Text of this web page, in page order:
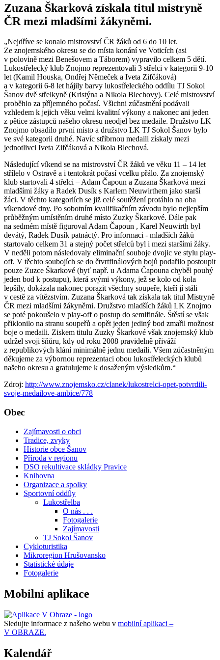
Zuzana Škarková získala titul mistryně
ČR mezi mladšími žákyněmi.
„Nejdříve se konalo mistrovství ČR žáků od 6 do 10 let.
Ze znojemského okresu se do místa konání ve Voticích (asi
v polovině mezi Benešovem a Táborem) vypravilo celkem 5 dětí.
Lukostřelecký klub Znojmo reprezentovali 3 střelci v kategorii 9-10
let (Kamil Houska, Ondřej Němeček a Iveta Zifčáková)
a v kategorii 6-8 let hájily barvy lukostřeleckého oddílu TJ Sokol
Šanov dvě střelkyně (Kristýna a Nikola Blechovy). Celé mistrovství
proběhlo za příjemného počasí. Všichni zúčastnění podávali
vzhledem k jejich věku velmi kvalitní výkony a nakonec ani jeden
z pětice zástupců našeho okresu neodjel bez medaile. Družstvo LK
Znojmo obsadilo první místo a družstvo LK TJ Sokol Šanov bylo
ve své kategorii druhé. Navíc stříbrnou medaili získaly mezi
jednotlivci Iveta Zifčáková a Nikola Blechová.
Následující víkend se na mistrovství ČR žáků ve věku 11 – 14 let
střílelo v Ostravě a i tentokrát počasí vcelku přálo. Za znojemský
klub startovali 4 střelci – Adam Čapoun a Zuzana Škarková mezi
mladšími žáky a Radek Dusík s Karlem Neuwirthem jako starší
žáci. V těchto kategoriích se již celé soutěžení protáhlo na oba
víkendové dny. Po sobotním kvalifikačním závodu bylo nejlepším
průběžným umístěním druhé místo Zuzky Škarkové. Dále pak
na sedmém místě figuroval Adam Čapoun , Karel Neuwirth byl
devátý, Radek Dusík patnáctý. Pro informaci - mladších žáků
startovalo celkem 31 a stejný počet střelců byl i mezi staršími žáky.
V neděli potom následovaly eliminační souboje dvojic ve stylu play-
off. V těchto soubojích se do čtvrtfinálových bojů podařilo postoupit
pouze Zuzce Škarkové (byť např. u Adama Čapouna chyběl pouhý
jeden bod k postupu), která svými výkony, jež se kolo od kola
lepšily, dokázala nakonec porazit všechny soupeře, kteří jí stáli
v cestě za vítězstvím. Zuzana Škarková tak získala tak titul Mistryně
ČR mezi mladšími žákyněmi. Družstvo mladších žáků LK Znojmo
se poté pokoušelo v play-off o postup do semifinále. Štěstí se však
přiklonilo na stranu soupeřů a opět jeden jediný bod zmařil možnost
boje o medaili. Ziskem titulu Zuzky Škarkové však znojemský klub
udržel svoji šňůru, kdy od roku 2008 pravidelně přiváží
z republikových klání minimálně jednu medaili. Všem zúčastněným
děkujeme za výbornou reprezentaci obou lukostřeleckých klubů
našeho okresu a gratulujeme k dosaženým výsledkům.“
Zdroj: http://www.znojemsko.cz/clanek/lukostrelci-opet-potvrdili-
svoje-medailove-ambice/778
Obec
Zajímavosti o obci
Tradice, zvyky
Historie obce Šanov
Příroda v regionu
DSO rekultivace skládky Pravice
Knihovna
Organizace a spolky
Sportovní oddíly
Lukostřelba
O nás . . .
Fotogalerie
Zajímavosti
TJ Sokol Šanov
Cykloturistika
Mikroregion Hrušovansko
Statistické údaje
Fotogalerie
Mobilní aplikace
Sledujte informace z našeho webu v mobilní aplikaci –
V OBRAZE.
Kalendář